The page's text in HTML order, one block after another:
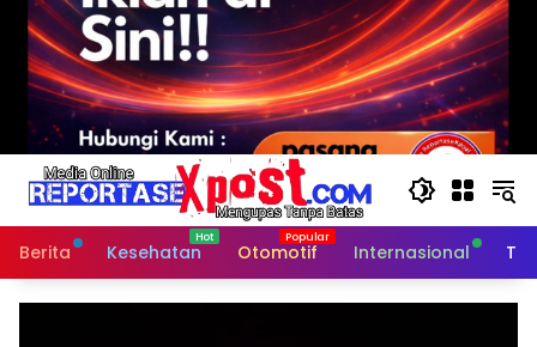
Berita Kesehatan Otomotif Internasional